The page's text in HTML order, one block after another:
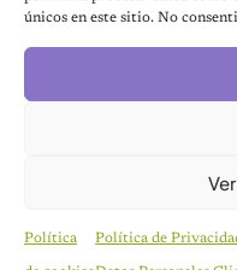
únicos en este sitio. No
Política Política de